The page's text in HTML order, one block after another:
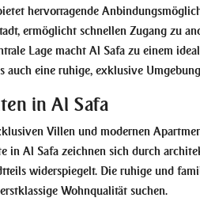
hervorragende
ermöglicht schnellen Zugang zu
Lage macht Al Safa zu einem
auch eine ruhige, exklusive
in Al Safa
Villen und modernen
in Al Safa zeichnen sich durch
widerspiegelt. Die ruhige und
Wohnqualität suchen.